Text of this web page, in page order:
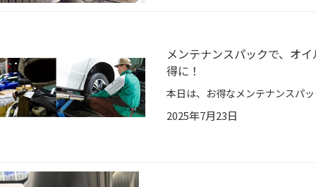
メンテナンスパックで、オ
得に！
2025年7月23日